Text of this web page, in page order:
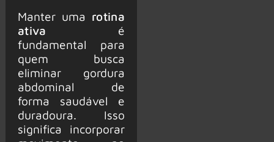
Manter uma rotina
ativa é
fundamental para
quem busca
eliminar gordura
abdominal de
forma saudável e
duradoura. Isso
significa incorporar